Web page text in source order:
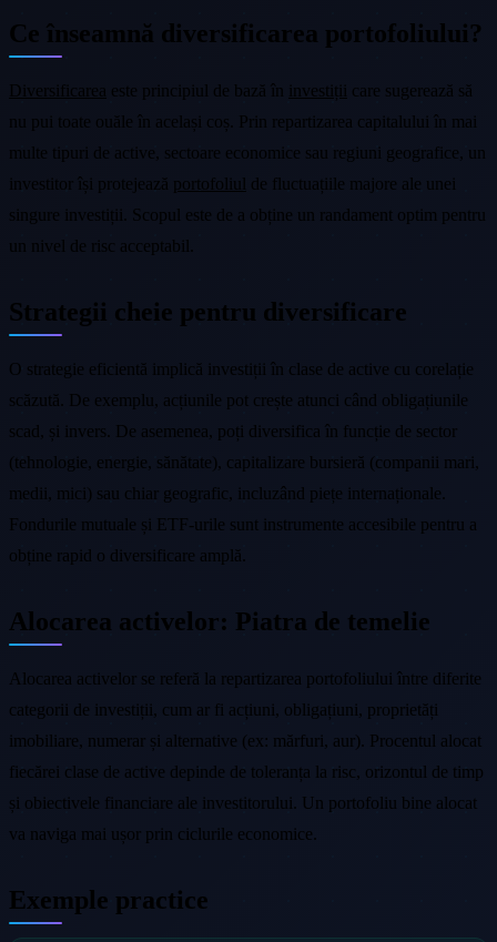
Ce înseamnă diversificarea portofoliului?
Diversificarea este principiul de bază în investiții care sugerează să
nu pui toate ouăle în același coș. Prin repartizarea capitalului în mai
multe tipuri de active, sectoare economice sau regiuni geografice, un
investitor își protejează portofoliul de fluctuațiile majore ale unei
singure investiții. Scopul este de a obține un randament optim pentru
un nivel de risc acceptabil.
Strategii cheie pentru diversificare
O strategie eficientă implică investiții în clase de active cu corelație
scăzută. De exemplu, acțiunile pot crește atunci când obligațiunile
scad, și invers. De asemenea, poți diversifica în funcție de sector
(tehnologie, energie, sănătate), capitalizare bursieră (companii mari,
medii, mici) sau chiar geografic, incluzând piețe internaționale.
Fondurile mutuale și ETF-urile sunt instrumente accesibile pentru a
obține rapid o diversificare amplă.
Alocarea activelor: Piatra de temelie
Alocarea activelor se referă la repartizarea portofoliului între diferite
categorii de investiții, cum ar fi acțiuni, obligațiuni, proprietăți
imobiliare, numerar și alternative (ex: mărfuri, aur). Procentul alocat
fiecărei clase de active depinde de toleranța la risc, orizontul de timp
și obiectivele financiare ale investitorului. Un portofoliu bine alocat
va naviga mai ușor prin ciclurile economice.
Exemple practice